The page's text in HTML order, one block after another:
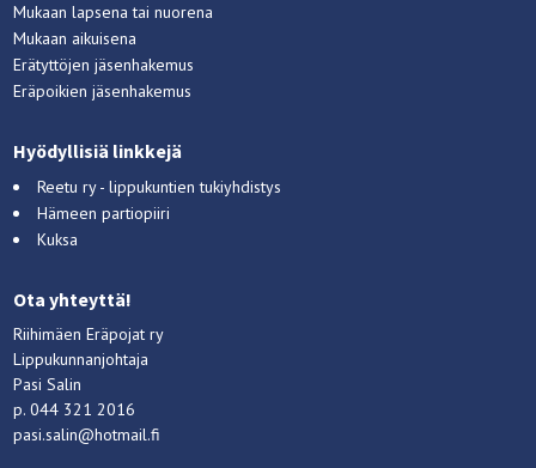
Mukaan lapsena tai nuorena
Mukaan aikuisena
Erätyttöjen jäsenhakemus
Eräpoikien jäsenhakemus
Hyödyllisiä linkkejä
Reetu ry - lippukuntien tukiyhdistys
Hämeen partiopiiri
Kuksa
Ota yhteyttä!
Riihimäen Eräpojat ry
Lippukunnanjohtaja
Pasi Salin
p. 044 321 2016
pasi.salin@hotmail.fi